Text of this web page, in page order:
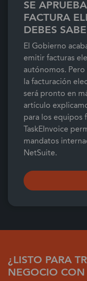
SE
FACTURA
DEBES
El Gobierno
emitir facturas
autónomos. Pero
la facturación
será pronto en
artículo
para los equipos
TaskEInvoice
mandatos
NetSuite.
¿LISTO PARA
NEGOCIO